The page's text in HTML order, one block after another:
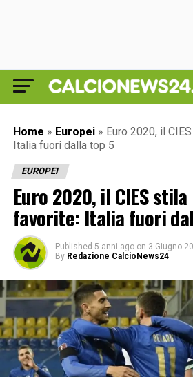
Home » Europei » Euro 2020, il
Italia fuori dalla top 5
EUROPEI
Euro 2020, il CIES
favorite: Italia fuori
Published 5 anni ago on 3 Giugno
By Redazione CalcioNews24